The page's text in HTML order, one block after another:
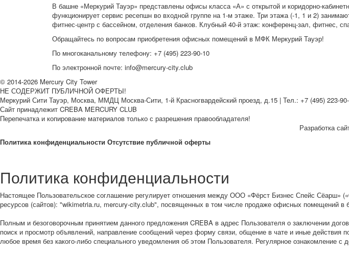
В башне «Меркурий Тауэр» представлены офисы класса «А» с открытой и коридорно-
функционирует сервис ресепшн во входной группе на 1-м этаже. Три этажа (-1, 1 и 2)
фитнес-центр с бассейном, отделения банков. Клубный 40-й этаж: конференц-зал, фитнес,
Обращайтесь по вопросам приобретения офисных помещений в МФК Меркурий Тауэр!
По многоканальному телефону: +7 (495) 223-90-10
По электронной почте: info@mercury-city.club
© 2014-2026 Mercury City Tower
НЕ СОДЕРЖИТ ПУБЛИЧНОЙ ОФЕРТЫ!
Меркурий Сити Тауэр, Москва, ММДЦ Москва-Сити, 1-й Красногвардейский проезд, д.15 | Тел.: +7 (495) 223-
Сайт принадлежит CREBA MERCURY CLUB
Перепечатка и копирование материалов только с разрешения правообладателя!
Разработка
Политика конфиденциальности Отсутствие публичной оферты
Политика конфиденциальности
Настоящее Пользовательское соглашение регулирует отношения между ООО «Фёрст Бизнес Спейс Сёарш»
ресурсов (сайтов): "wikimetria.ru, mercury-city.club", посвященных в том числе продаже офисных помещений в
Полным и безоговорочным принятием данного предложения CREBA в адрес Пользователя о заключении
поиск и просмотр объявлений, направление сообщений через форму связи, общение в чате и иные
любое время без какого-либо специального уведомления об этом Пользователя. Регулярное ознакомление